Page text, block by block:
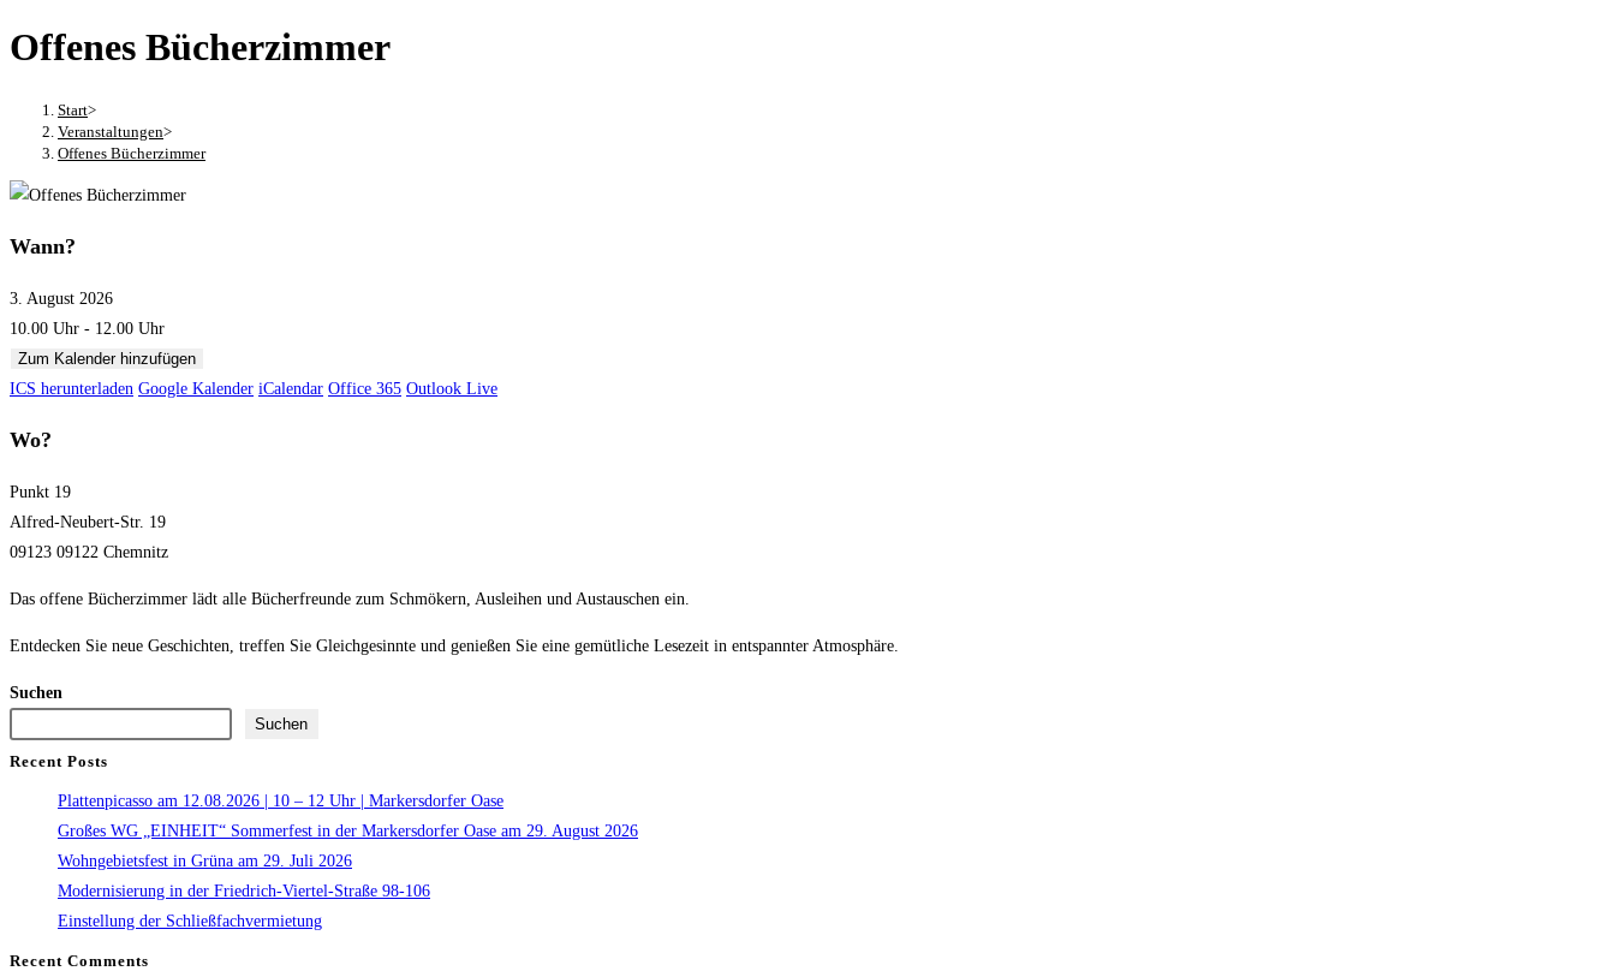
Offenes Bücherzimmer
Start>
Veranstaltungen>
Offenes Bücherzimmer
Wann?
3. August 2026
10.00 Uhr - 12.00 Uhr
Zum Kalender hinzufügen
ICS herunterladen Google Kalender iCalendar Office 365 Outlook Live
Wo?
Punkt 19
Alfred-Neubert-Str. 19
09123 09122 Chemnitz
Das offene Bücherzimmer lädt alle Bücherfreunde zum Schmökern, Ausleihen und Austauschen ein.
Entdecken Sie neue Geschichten, treffen Sie Gleichgesinnte und genießen Sie eine gemütliche Lesezeit in entspannter Atmosphäre.
Suchen
Suchen
Recent Posts
Plattenpicasso am 12.08.2026 | 10 – 12 Uhr | Markersdorfer Oase
Großes WG „EINHEIT“ Sommerfest in der Markersdorfer Oase am 29. August 2026
Wohngebietsfest in Grüna am 29. Juli 2026
Modernisierung in der Friedrich-Viertel-Straße 98-106
Einstellung der Schließfachvermietung
Recent Comments